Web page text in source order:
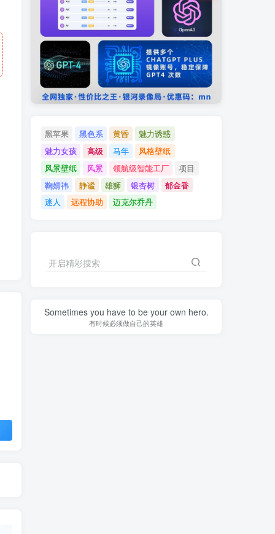
黑苹果 黑色系 黄昏
魅力诱惑
魅力女孩
高级 马年
风格壁纸
风景壁纸
风景 领航级智能工厂
项目
鞠婧祎
静谧 雄狮 银杏树
郁金香
迷人
远程协助 迈克尔乔丹
开启精彩搜索
Sometimes you have to be your own hero.
有时候必须做自己的英雄